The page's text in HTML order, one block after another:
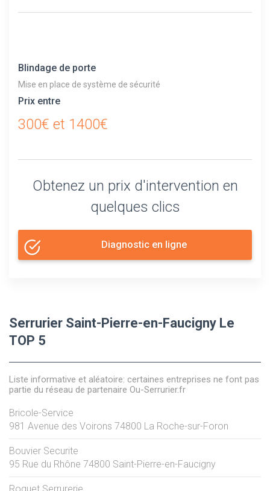
Blindage de porte
Mise en place de système de sécurité
Prix entre
300€ et 1400€
Obtenez un prix d'intervention en
quelques clics
Diagnostic en ligne
Serrurier Saint-Pierre-en-Faucigny Le
TOP 5
Liste informative et aléatoire: certaines entreprises ne font pas
partie du réseau de partenaire Ou-Serrurier.fr
Bricole-Service
981 Avenue des Voirons 74800 La Roche-sur-Foron
Bouvier Securite
95 Rue du Rhône 74800 Saint-Pierre-en-Faucigny
Roguet Serrurerie